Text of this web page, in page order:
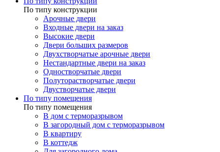
По типу конструкции
Арочные двери
Входные двери на заказ
Высокие двери
Двери больших размеров
Двухстворчатые арочные двери
Нестандартные двери на заказ
Одностворчатые двери
Полуторастворчатые двери
Двустворчатые двери
По типу помещения
По типу помещения
В дом с терморазрывом
В загородный дом с терморазрывом
В квартиру
В коттедж